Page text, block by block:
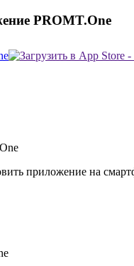
PROMT.One
приложение на